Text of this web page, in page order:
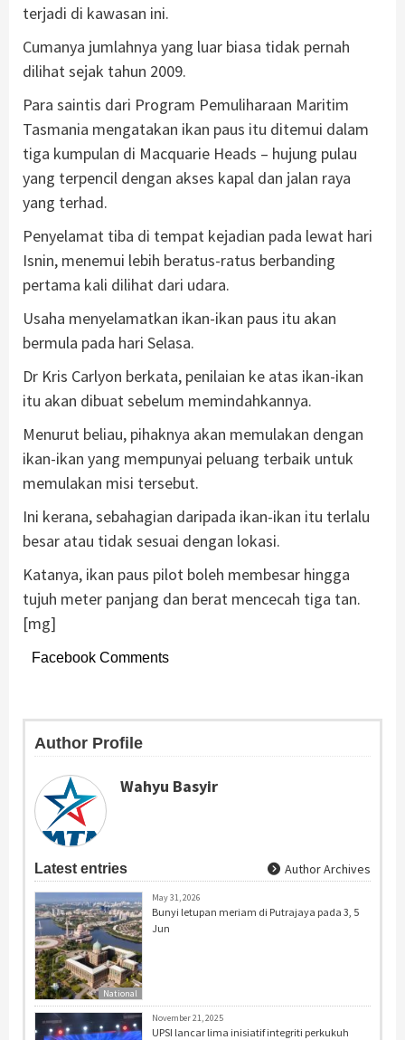
terjadi di kawasan ini.
Cumanya jumlahnya yang luar biasa tidak pernah
dilihat sejak tahun 2009.
Para saintis dari Program Pemuliharaan Maritim
Tasmania mengatakan ikan paus itu ditemui dalam
tiga kumpulan di Macquarie Heads – hujung pulau
yang terpencil dengan akses kapal dan jalan raya
yang terhad.
Penyelamat tiba di tempat kejadian pada lewat hari
Isnin, menemui lebih beratus-ratus berbanding
pertama kali dilihat dari udara.
Usaha menyelamatkan ikan-ikan paus itu akan
bermula pada hari Selasa.
Dr Kris Carlyon berkata, penilaian ke atas ikan-ikan
itu akan dibuat sebelum memindahkannya.
Menurut beliau, pihaknya akan memulakan dengan
ikan-ikan yang mempunyai peluang terbaik untuk
memulakan misi tersebut.
Ini kerana, sebahagian daripada ikan-ikan itu terlalu
besar atau tidak sesuai dengan lokasi.
Katanya, ikan paus pilot boleh membesar hingga
tujuh meter panjang dan berat mencecah tiga tan.
[mg]
Facebook Comments
Author Profile
Wahyu Basyir
Latest entries Author Archives
National
May 31, 2026
Bunyi letupan meriam di Putrajaya pada 3, 5
Jun
November 21, 2025
UPSI lancar lima inisiatif integriti perkukuh